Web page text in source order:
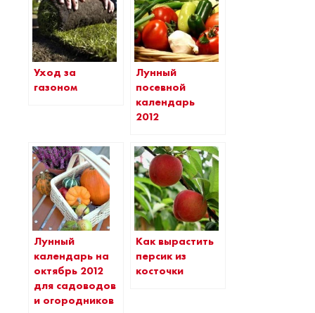
Уход за
газоном
Лунный
посевной
календарь
2012
Лунный
календарь на
октябрь 2012
для садоводов
и огородников
Как вырастить
персик из
косточки